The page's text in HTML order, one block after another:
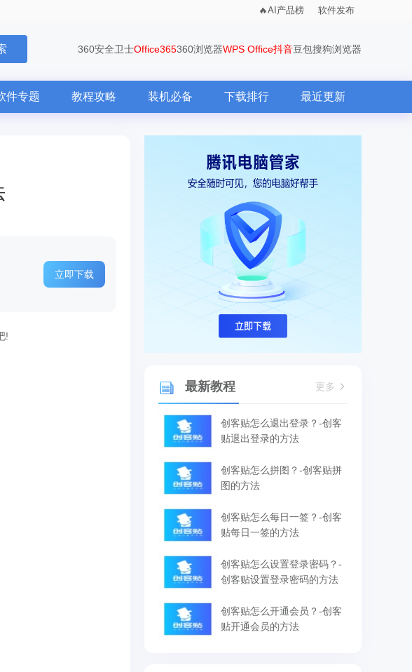
AI产品榜 软件发布
360安全卫士Office365360浏览器WPS Office抖音豆包搜狗浏览器
件专题 教程攻略 装机必备 下载排行 最近更新
立即下载
!
最新教程 更多
创客贴怎么退出登录？-创客
贴退出登录的方法
创客贴怎么拼图？-创客贴拼
图的方法
创客贴怎么每日一签？-创客
贴每日一签的方法
创客贴怎么设置登录密码？-
创客贴设置登录密码的方法
创客贴怎么开通会员？-创客
贴开通会员的方法